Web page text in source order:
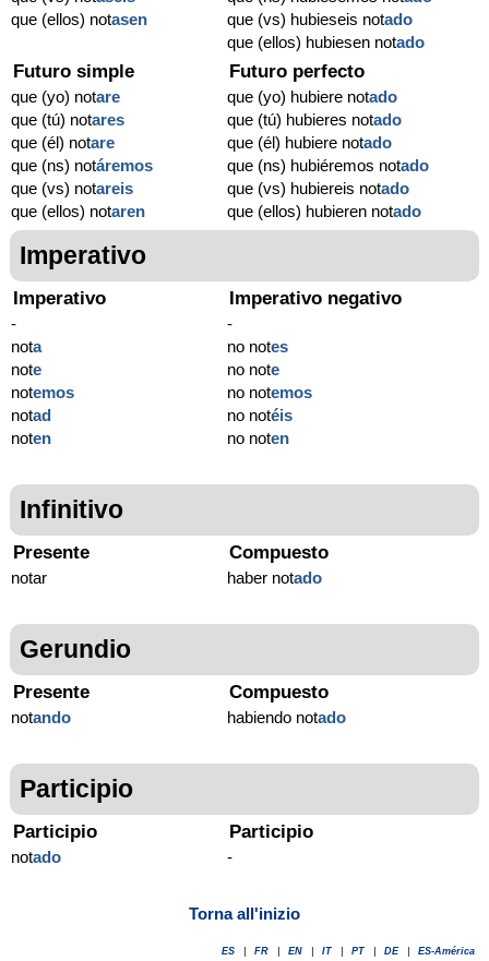
que (ellos) notasen
que (vs) hubieseis notado
que (ellos) hubiesen notado
Futuro simple
que (yo) notare
que (tú) notares
que (él) notare
que (ns) notáremos
que (vs) notareis
que (ellos) notaren
Futuro perfecto
que (yo) hubiere notado
que (tú) hubieres notado
que (él) hubiere notado
que (ns) hubiéremos notado
que (vs) hubiereis notado
que (ellos) hubieren notado
Imperativo
Imperativo
-
nota
note
notemos
notad
noten
Imperativo negativo
-
no notes
no note
no notemos
no notéis
no noten
Infinitivo
Presente
notar
Compuesto
haber notado
Gerundio
Presente
notando
Compuesto
habiendo notado
Participio
Participio
notado
Participio
-
Torna all'inizio
ES FR EN IT PT DE ES-América